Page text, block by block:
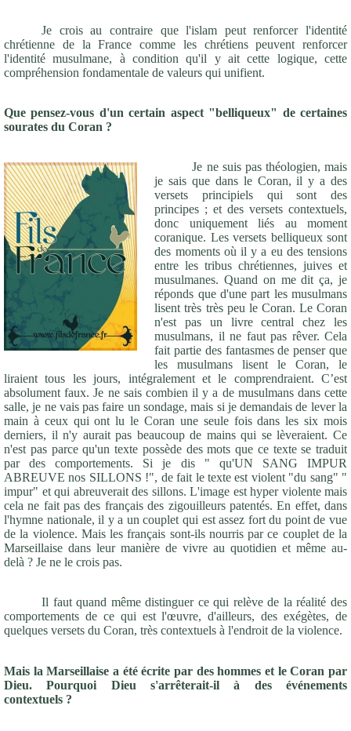
Je crois au contraire que l'islam peut renforcer l'identité
chrétienne de la France comme les chrétiens peuvent renforcer
l'identité musulmane, à condition qu'il y ait cette logique, cette
compréhension fondamentale de valeurs qui unifient.
Que pensez-vous d'un certain aspect "belliqueux" de certaines
sourates du Coran ?
Je ne suis pas théologien, mais
je sais que dans le Coran, il y a des
versets principiels qui sont des
principes ; et des versets contextuels,
donc uniquement liés au moment
coranique. Les versets belliqueux sont
des moments où il y a eu des tensions
entre les tribus chrétiennes, juives et
musulmanes. Quand on me dit ça, je
réponds que d'une part les musulmans
lisent très très peu le Coran. Le Coran
n'est pas un livre central chez les
musulmans, il ne faut pas rêver. Cela
fait partie des fantasmes de penser que
les musulmans lisent le Coran, le
liraient tous les jours, intégralement et le comprendraient. C’est
absolument faux. Je ne sais combien il y a de musulmans dans cette
salle, je ne vais pas faire un sondage, mais si je demandais de lever la
main à ceux qui ont lu le Coran une seule fois dans les six mois
derniers, il n'y aurait pas beaucoup de mains qui se lèveraient. Ce
n'est pas parce qu'un texte possède des mots que ce texte se traduit
par des comportements. Si je dis " qu'UN SANG IMPUR
ABREUVE nos SILLONS !", de fait le texte est violent "du sang" "
impur" et qui abreuverait des sillons. L'image est hyper violente mais
cela ne fait pas des français des zigouilleurs patentés. En effet, dans
l'hymne nationale, il y a un couplet qui est assez fort du point de vue
de la violence. Mais les français sont-ils nourris par ce couplet de la
Marseillaise dans leur manière de vivre au quotidien et même au-
delà ? Je ne le crois pas.
Il faut quand même distinguer ce qui relève de la réalité des
comportements de ce qui est l'œuvre, d'ailleurs, des exégètes, de
quelques versets du Coran, très contextuels à l'endroit de la violence.
Mais la Marseillaise a été écrite par des hommes et le Coran par
Dieu. Pourquoi Dieu s'arrêterait-il à des événements
contextuels ?